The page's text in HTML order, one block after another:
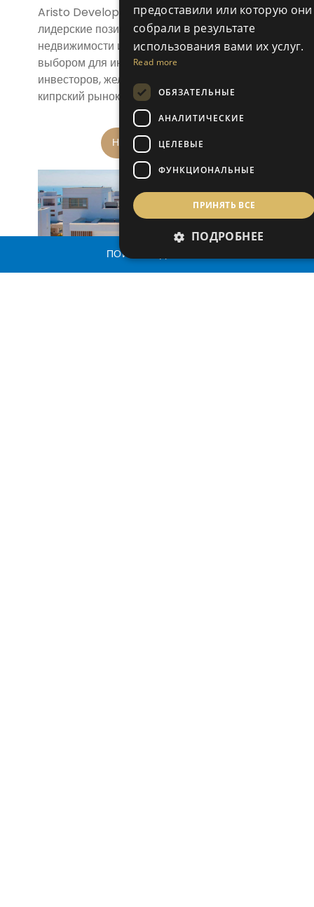
Aristo Developers неизменно сохраняет
лидерские позиции на рынке жилой
недвижимости и является предпочтительным
выбором для иностранных покупателей и
инвесторов, желающих инвестировать в
кипрский рынок недвижимости.
НАШИ ОБЪЕКТЫ
ПОИСК НЕДВИЖИМОСТИ
предоставили или которую они
собрали в результате
использования вами их услуг.
Read more
ОБЯЗАТЕЛЬНЫЕ
АНАЛИТИЧЕСКИЕ
ЦЕЛЕВЫЕ
ФУНКЦИОНАЛЬНЫЕ
ПРИНЯТЬ ВСЕ
ПОДРОБНЕЕ